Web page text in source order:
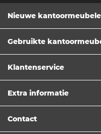
Nieuwe
Gebruikte
Klantenservice
Extra informatie
Contact